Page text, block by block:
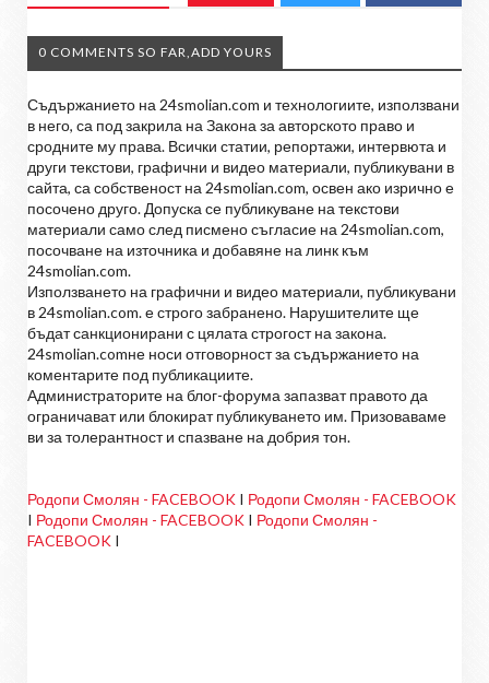
0 COMMENTS SO FAR,ADD YOURS
Съдържанието на 24smolian.com и технологиите, използвани
в него, са под закрила на Закона за авторското право и
сродните му права. Всички статии, репортажи, интервюта и
други текстови, графични и видео материали, публикувани в
сайта, са собственост на 24smolian.com, освен ако изрично е
посочено друго. Допуска се публикуване на текстови
материали само след писмено съгласие на 24smolian.com,
посочване на източника и добавяне на линк към
24smolian.com.
Използването на графични и видео материали, публикувани
в 24smolian.com. е строго забранено. Нарушителите ще
бъдат санкционирани с цялата строгост на закона.
24smolian.comне носи отговорност за съдържанието на
коментарите под публикациите.
Администраторите на блог-форума запазват правото да
ограничават или блокират публикуването им. Призоваваме
ви за толерантност и спазване на добрия тон.
Родопи Смолян - FACEBOOK I Родопи Смолян - FACEBOOK
I Родопи Смолян - FACEBOOK I Родопи Смолян -
FACEBOOK I